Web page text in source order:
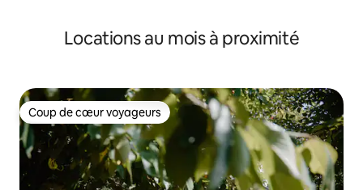
Locations au mois à proximité
Coup de cœur voyageurs
Coup de cœur voyageurs